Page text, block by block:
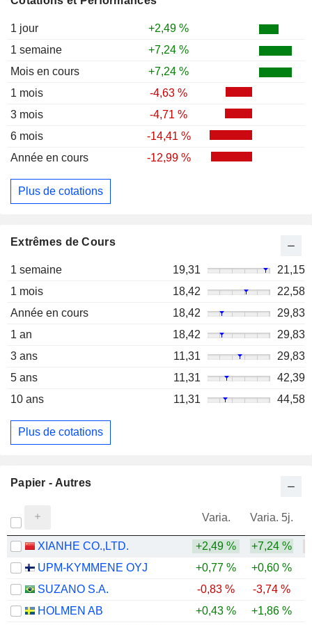
1 jour
+2,49 %
1 semaine
+7,24 %
Mois en cours
+7,24 %
1 mois
-4,63 %
3 mois
-4,71 %
6 mois
-14,41 %
Année en cours
-12,99 %
Plus de cotations
Extrêmes de Cours
1 semaine 19,31
21,15
1 mois
18,42
22,58
Année en cours
18,42
29,83
1 an
18,42
29,83
3 ans
11,31
29,83
5 ans
11,31
42,39
10 ans
11,31 44,58
Plus de cotations
Papier - Autres
Varia. Varia. 5j.
XIANHE CO.,LTD. +2,49 % +7,24 %
UPM-KYMMENE OYJ
+0,77 % +0,60 %
SUZANO S.A.
-0,83 % -3,74 %
HOLMEN AB
+0,43 % +1,86 %